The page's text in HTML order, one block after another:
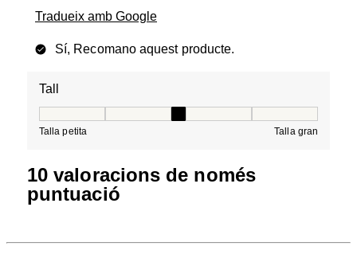
Tradueix amb Google
Sí, Recomano aquest producte.
Tall
Talla petita Talla gran
10 valoracions de només
puntuació